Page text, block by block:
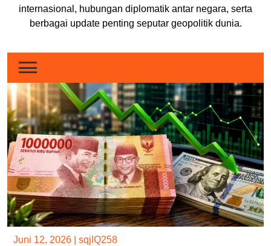
internasional, hubungan diplomatik antar negara, serta
berbagai update penting seputar geopolitik dunia.
Juni 12, 2026 sqjIQ258